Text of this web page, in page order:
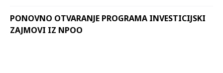
PONOVNO OTVARANJE PROGRAMA INVESTICIJSKI
ZAJMOVI IZ NPOO